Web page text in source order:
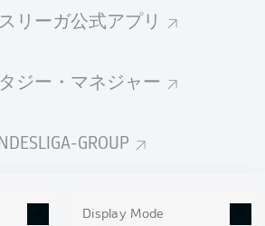
リーガ公式アプリ
ジー・マネジャー
GROUP
Display Mode
BMG
B04
SCF